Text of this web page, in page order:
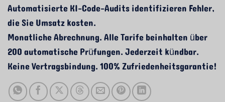
Automatisierte KI-Code-Audits identifizieren Fehler,
die Sie Umsatz kosten.
Monatliche Abrechnung. Alle Tarife beinhalten über
200 automatische Prüfungen. Jederzeit kündbar.
Keine Vertragsbindung. 100% Zufriedenheitsgarantie!